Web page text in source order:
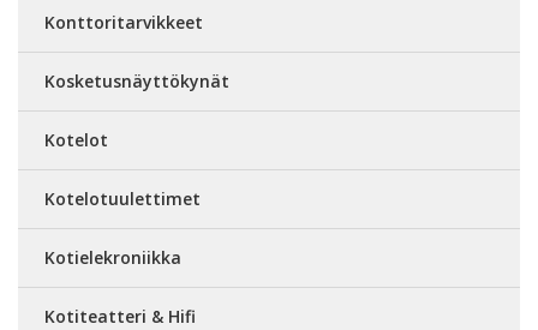
Konttoritarvikkeet
Kosketusnäyttökynät
Kotelot
Kotelotuulettimet
Kotielekroniikka
Kotiteatteri & Hifi